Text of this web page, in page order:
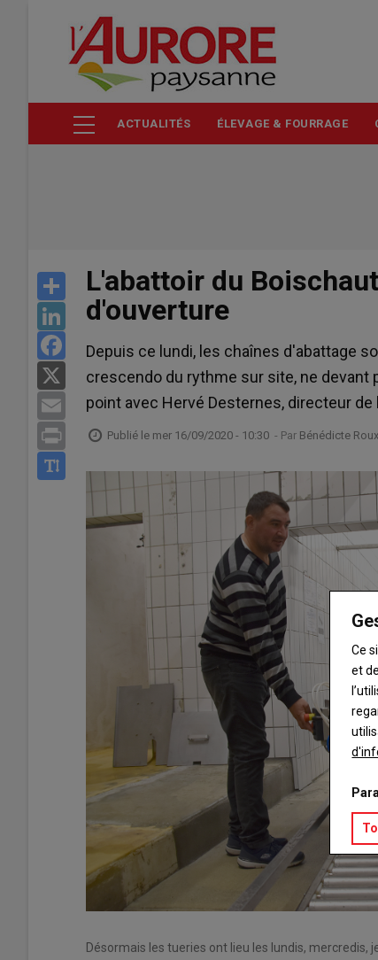
contenu
ACTUALITÉS ÉLEVAGE & FOURRAGE
Share
LinkedIn
Facebook
Email
Print
L'abattoir du
d'ouverture
Depuis ce lundi, les chaînes d'abattage
crescendo du rythme sur site, ne devant
point avec Hervé Desternes, directeur de
Publié le mer 16/09/2020 - 10:30 - Par Bénédicte Roux
Désormais les tueries ont lieu les lundis,
Ce
et